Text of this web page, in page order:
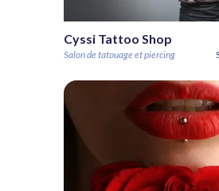
Cyssi Tattoo Shop
Salon de tatouage et piercing